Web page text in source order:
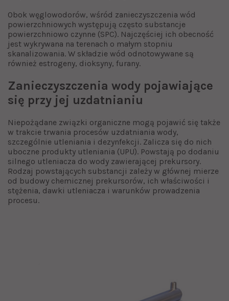
Obok węglowodorów, wśród zanieczyszczenia wód
powierzchniowych występują często substancje
powierzchniowo czynne (SPC). Najczęściej ich obecność
jest wykrywana na terenach o małym stopniu
skanalizowania. W składzie wód odnotowywane są
również estrogeny, dioksyny, furany.
Zanieczyszczenia wody pojawiające
się przy jej uzdatnianiu
Niepożądane związki organiczne mogą pojawić się także
w trakcie trwania procesów uzdatniania wody,
szczególnie utleniania i dezynfekcji. Zalicza się do nich
uboczne produkty utleniania (UPU). Powstają po dodaniu
silnego utleniacza do wody zawierającej prekursory.
Rodzaj powstających substancji zależy w głównej mierze
od budowy chemicznej prekursorów, ich właściwości i
stężenia, dawki utleniacza i warunków prowadzenia
procesu.